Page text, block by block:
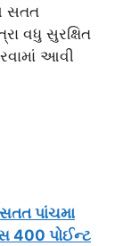
સતત
વધુ સુરક્ષિત
આવી
પાંચમા
400 પોઈન્ટ